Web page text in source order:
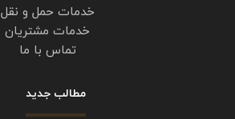
خدمات حمل و نقل
خدمات مشتریان
تماس با ما
مطالب جدید